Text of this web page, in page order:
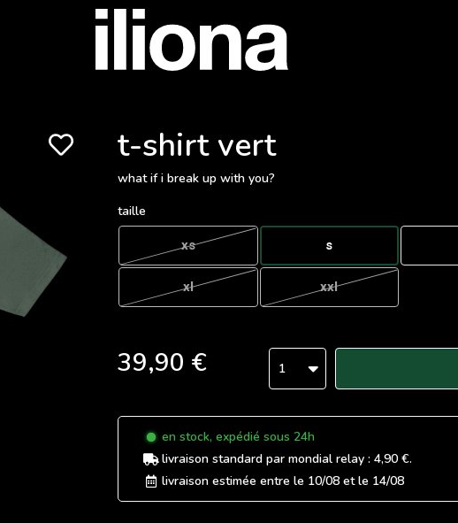
t-shirt vert
what if i break up with you?
taille
xs s
xl xxl
39,90 € 1
en stock, expédié sous 24h
livraison standard par mondial relay : 4,90 €.
livraison estimée entre le 10/08 et le 14/08